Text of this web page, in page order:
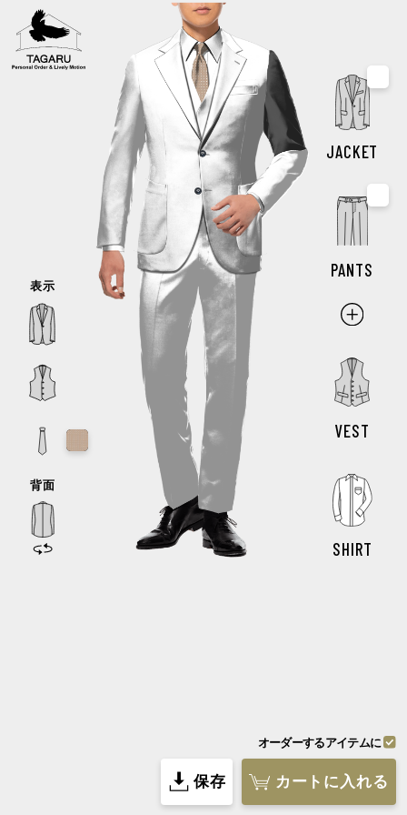
JACKET
PANTS
VEST
SHIRT
表示
保存 カートに入れる
オーダーするアイテムに
トップページに移動する
シミュレーターに戻る
最初に戻す
このまま続ける
指定なし
指定なし
もご一緒にオーダーできます
モデル・スタイルを選んでデザインスタート